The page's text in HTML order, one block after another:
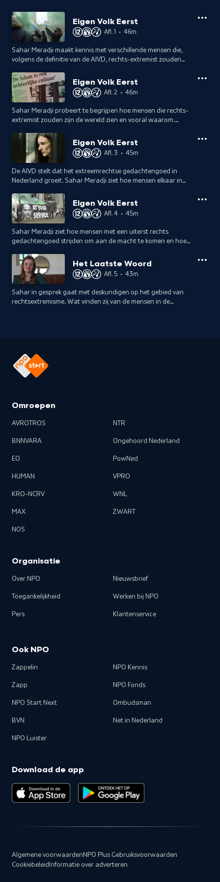
Eigen Volk Eerst
Afl. 1 • 46m
Sahar Meradji maakt kennis met verschillende mensen die,
volgens de definitie van de AIVD, rechts-extremist zouden
Eigen Volk Eerst
Afl. 2 • 46m
Sahar Meradji probeert te begrijpen hoe mensen die rechts-
extremist zouden zijn de wereld zien en vooral waarom.
Eigen Volk Eerst
Afl. 3 • 45m
De AIVD stelt dat het extreemrechtse gedachtengoed in
Nederland groeit. Sahar Meradji ziet hoe mensen elkaar in
Eigen Volk Eerst
Afl. 4 • 45m
Sahar Meradji ziet hoe mensen met een uiterst rechts
gedachtengoed strijden om aan de macht te komen en hoe
Het Laatste Woord
Afl. 5 • 43m
Sahar in gesprek gaat met deskundigen op het gebied van
rechtsextremisme. Wat vinden zij van de mensen in de
Omroepen
AVROTROS
BNNVARA
EO
HUMAN
KRO-NCRV
MAX
NOS
NTR
Ongehoord Nederland
PowNed
VPRO
WNL
ZWART
Organisatie
Over NPO
Toegankelijkheid
Pers
Nieuwsbrief
Werken bij NPO
Klantenservice
Ook NPO
Zappelin
Zapp
NPO Start Next
BVN
NPO Luister
NPO Kennis
NPO Fonds
Ombudsman
Net in Nederland
Download de app
Algemene voorwaarden NPO Plus Gebruiksvoorwaarden
Cookiebeleid Informatie over adverteren